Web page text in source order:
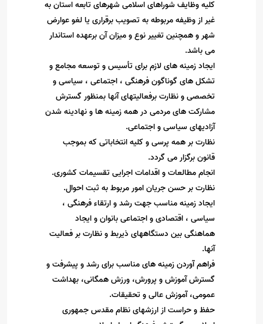
کلیه وظایف شوراهای اسلامی شهرهای تابعه استان به
غیر از وظیفه مربوطه به تصویب برقراری یا لغو عوارض
شهر و همچنین تغییر نوع و میزان آن برعهده استاندار
می باشد.
ایجاد زمینه های لازم برای تأسیس و توسعه مجامع و
تشکل های گوناگون فرهنگی ، اجتماعی ، سیاسی و
تخصصی و نظارت برفعالیتهای آنها بمنظور گسترش
مشارکت های مردمی در همه زمینه ها و نهادینه شدن
آزادیهای سیاسی و اجتماعی.
نظارت بر همه پرسی و کلیه انتخاباتی که بموجب
قانون برگزار می گردد.
انجام مطالعات و اقدامات اجرایی تقسیمات کشوری.
نظارت بر حسن جریان امور مربوط به ثبت احوال.
ایجاد زمینه مناسب جهت رشد و ارتقاء فرهنگی ،
سیاسی ، اقتصادی و اجتماعی بانوان و ایجاد
هماهنگی بین دستگاههای ذیربط و نظارت بر فعالیت
آنها.
فراهم آوردن زمینه های مناسب برای رشد و پیشرفت و
گسترش آموزش و پرورش، ورزش همگانی، بهداشت
عمومی، آموزش عالی و تحقیقات.
حفظ و حراست از ارزشهای نظام مقدس جمهوری